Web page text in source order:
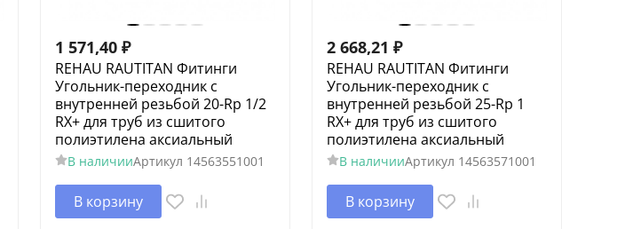
1 571,40 ₽
REHAU RAUTITAN Фитинги
Угольник-переходник с
внутренней резьбой 20-Rp 1/2
RX+ для труб из сшитого
полиэтилена аксиальный
В наличииАртикул 14563551001
В корзину
2 668,21 ₽
REHAU RAUTITAN Фитинги
Угольник-переходник с
внутренней резьбой 25-Rp 1
RX+ для труб из сшитого
полиэтилена аксиальный
В наличииАртикул 14563571001
В корзину